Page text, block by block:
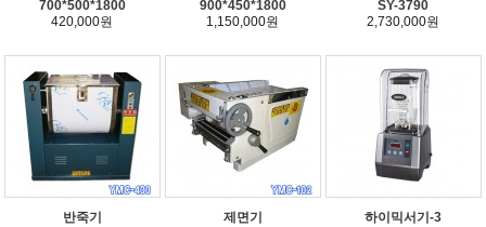
700*500*1800
420,000원
900*450*1800
1,150,000원
SY-3790
2,730,000원
반죽기
제면기
하이믹서기-3